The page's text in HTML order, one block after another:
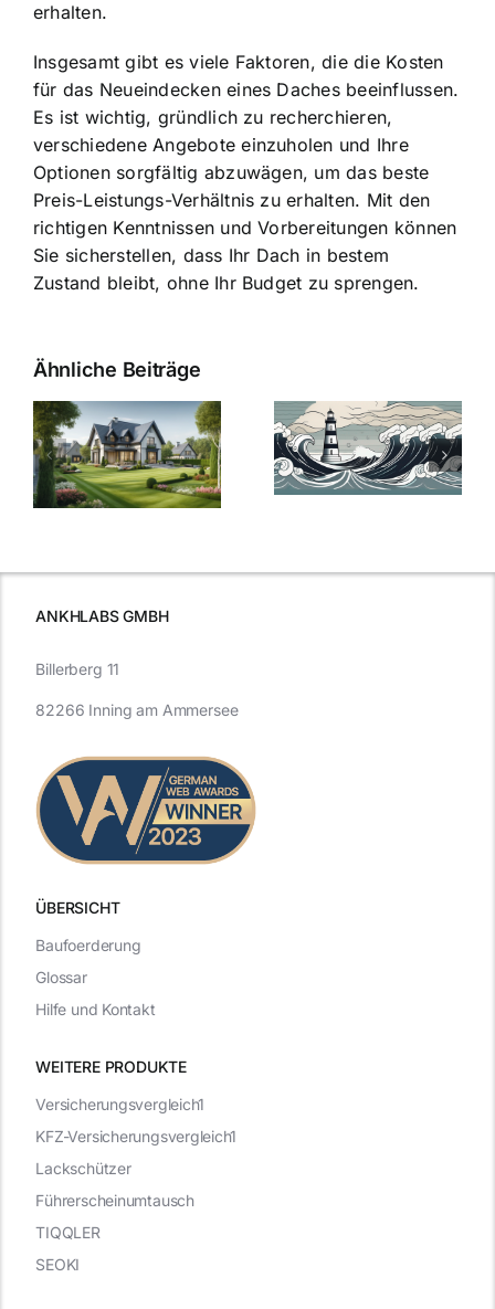
erhalten.
Insgesamt gibt es viele Faktoren, die die Kosten
für das Neueindecken eines Daches beeinflussen.
Es ist wichtig, gründlich zu recherchieren,
verschiedene Angebote einzuholen und Ihre
Optionen sorgfältig abzuwägen, um das beste
Preis-Leistungs-Verhältnis zu erhalten. Mit den
richtigen Kenntnissen und Vorbereitungen können
Sie sicherstellen, dass Ihr Dach in bestem
Zustand bleibt, ohne Ihr Budget zu sprengen.
Ähnliche Beiträge
Bauzinsen im
Sturm: Die
aktuelle
Entwicklung
Die Evolution
der
Bauzinsen: Ein
Blick in die
ANKHLABS GMBH
ÜBERSICHT
WEITERE PRODUKTE
Versicherungsvergleich1
KFZ-Versicherungsvergleich1
Lackschützer
Führerscheinumtausch
TIQQLER
SEOKI
Billerberg 11
82266 Inning am Ammersee
Baufoerderung
Glossar
Hilfe und Kontakt